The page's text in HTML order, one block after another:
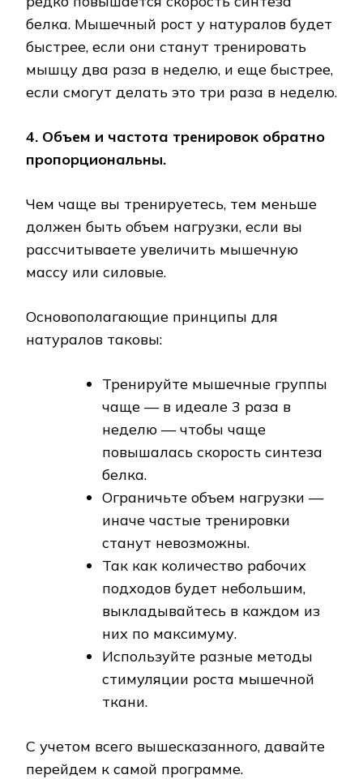
белка. Мышечный рост у натуралов будет
быстрее, если они станут тренировать
мышцу два раза в неделю, и еще быстрее,
если смогут делать это три раза в неделю.
4. Объем и частота тренировок обратно
пропорциональны.
Чем чаще вы тренируетесь, тем меньше
должен быть объем нагрузки, если вы
рассчитываете увеличить мышечную
массу или силовые.
Основополагающие принципы для
натуралов таковы:
Тренируйте мышечные группы
чаще — в идеале 3 раза в
неделю — чтобы чаще
повышалась скорость синтеза
белка.
Ограничьте объем нагрузки —
иначе частые тренировки
станут невозможны.
Так как количество рабочих
подходов будет небольшим,
выкладывайтесь в каждом из
них по максимуму.
Используйте разные методы
стимуляции роста мышечной
ткани.
С учетом всего вышесказанного, давайте
перейдем к самой программе.